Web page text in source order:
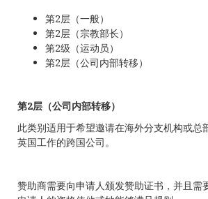
第2层（一般）
第2层（宗教部长）
第2级（运动员）
第2层（公司内部转移）
第2层（公司内部转移）
此类别适用于希望邀请在海外分支机构或总
英国工作的跨国公司。
赞助商需要向申请人颁发赞助证书，并且需